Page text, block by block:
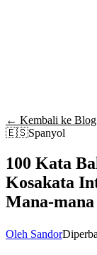
← Kembali ke Blog
🇪🇸Spanyol
100 Kata
Kosakata
Mana-mana
Oleh Sandor